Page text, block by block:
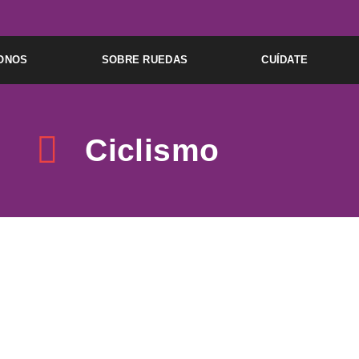
SOBRE RUEDAS CUÍDATE
Ciclismo